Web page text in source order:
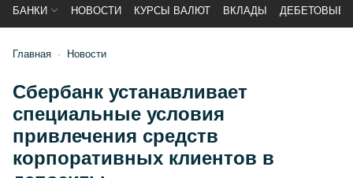
БАНКИ НОВОСТИ КУРСЫ ВАЛЮТ ВКЛАДЫ ДЕБЕТОВЫЕ
Главная Новости
Сбербанк устанавливает
специальные условия
привлечения средств
корпоративных клиентов в